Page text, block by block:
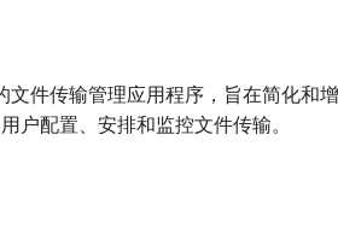
文件传输管理应用程序，旨在简化
户配置、安排和监控文件传输。